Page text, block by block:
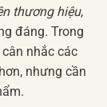
thương hiệu,
đáng. Trong
nhắc các
nhưng cần